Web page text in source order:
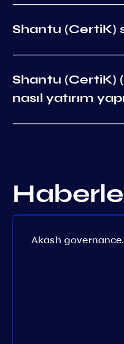
Shantu (CertiK)
Shantu (CertiK)
nasıl yatırım